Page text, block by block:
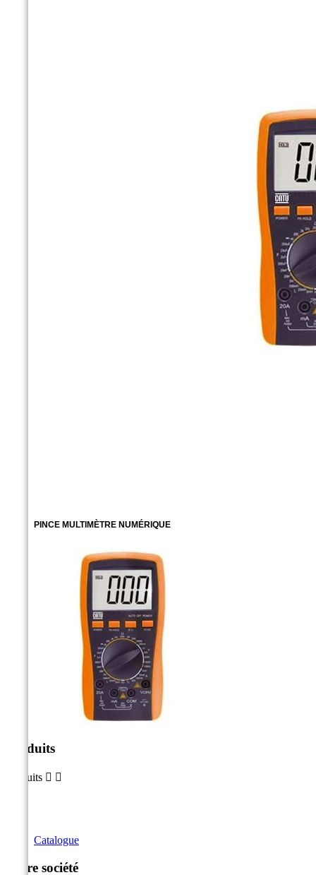
PINCE MULTIMÈTRE NUMÉRIQUE
Produits
Produits  
Catalogue
Notre société